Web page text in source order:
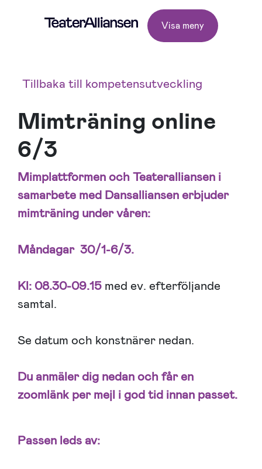
Visa meny
Tillbaka till kompetensutveckling
Mimträning online
6/3
Mimplattformenoch Teateralliansen i
samarbete med Dansalliansen erbjuder
mimträning under våren:
Måndagar 30/1-6/3.
Kl: 08.30-09.15 med ev. efterföljande
samtal.
Se datum och konstnärer nedan.
Du anmäler dig nedan och får en
zoomlänk per mejl i god tid innan passet.
Passen leds av: